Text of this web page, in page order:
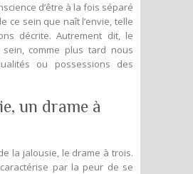
d’être à la fois séparé
ce sein que naît l’envie, telle
décrite. Autrement dit, le
comme plus tard nous
ou possessions des
un drame à
la jalousie, le drame à trois.
par la peur de se